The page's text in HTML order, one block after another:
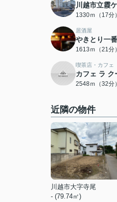
川越市立霞
1330ｍ（17分）
居酒屋
やきとり一
1613ｍ（21分）
喫茶店・カフェ
カフェ ラ ク
2548ｍ（32分）
近隣の物件
川越市大字寺尾
- (79.74㎡)